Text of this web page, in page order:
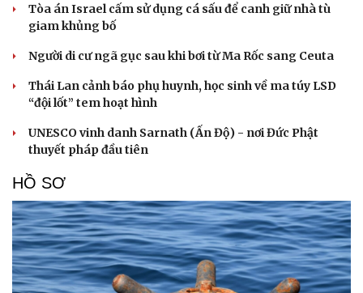
Tòa án Israel cấm sử dụng cá sấu để canh giữ nhà tù
giam khủng bố
Người di cư ngã gục sau khi bơi từ Ma Rốc sang Ceuta
Thái Lan cảnh báo phụ huynh, học sinh về ma túy LSD
“đội lốt” tem hoạt hình
UNESCO vinh danh Sarnath (Ấn Độ) - nơi Đức Phật
thuyết pháp đầu tiên
HỒ SƠ